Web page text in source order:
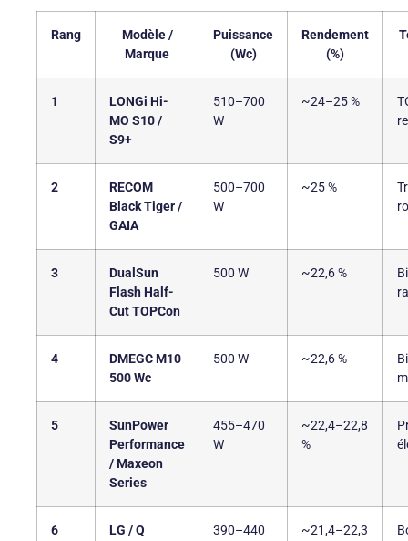
Rang
Modèle /
Marque
Puissance
(Wc)
Rendement
(%)
1
LONGi Hi-
MO S10 /
S9+
510–700
W
~24–25 %
2
RECOM
Black Tiger /
GAIA
500–700
W
~25 %
3
DualSun
Flash Half-
Cut TOPCon
500 W ~22,6 %
4
DMEGC M10
500 Wc
500 W ~22,6 %
5
SunPower
Performance
/ Maxeon
Series
455–470
W
~22,4–22,8
%
6
LG / Q
390–440
~21,4–22,3